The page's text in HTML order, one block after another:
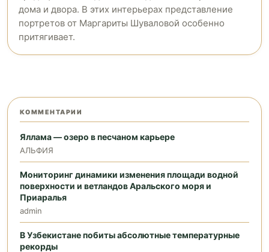
дома и двора. В этих интерьерах представление
портретов от Маргариты Шуваловой особенно
притягивает.
КОММЕНТАРИИ
Яллама — озеро в песчаном карьере
АЛЬФИЯ
Мониторинг динамики изменения площади водной
поверхности и ветландов Аральского моря и
Приаралья
admin
В Узбекистане побиты абсолютные температурные
рекорды